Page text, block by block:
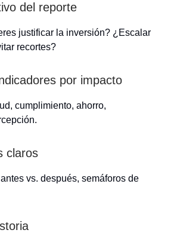
del reporte
justificar la inversión? ¿Escalar
recortes?
por impacto
cumplimiento, ahorro,
claros
vs. después, semáforos de